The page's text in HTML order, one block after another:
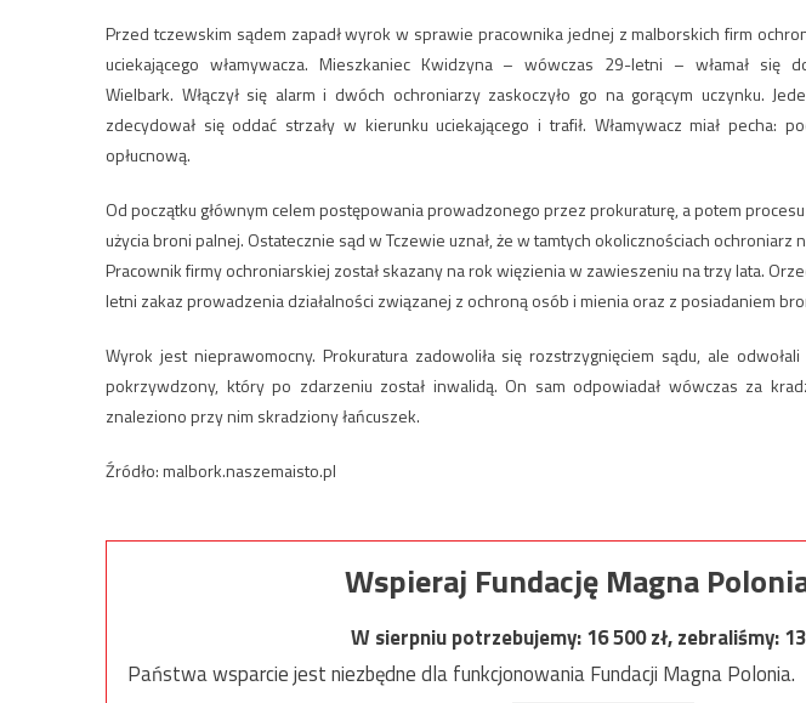
Przed tczewskim sądem zapadł wyrok w sprawie pracownika jednej z malborskich firm
uciekającego włamywacza. Mieszkaniec Kwidzyna – wówczas 29-letni – włamał się
Wielbark. Włączył się alarm i dwóch ochroniarzy zaskoczyło go na gorącym uczynku.
zdecydował się oddać strzały w kierunku uciekającego i trafił. Włamywacz miał pecha:
opłucnową.
Od początku głównym celem postępowania prowadzonego przez prokuraturę, a potem
użycia broni palnej. Ostatecznie sąd w Tczewie uznał, że w tamtych okolicznościach
Pracownik firmy ochroniarskiej został skazany na rok więzienia w zawieszeniu na trzy lata.
letni zakaz prowadzenia działalności związanej z ochroną osób i mienia oraz z posiadaniem
Wyrok jest nieprawomocny. Prokuratura zadowoliła się rozstrzygnięciem sądu, ale
pokrzywdzony, który po zdarzeniu został inwalidą. On sam odpowiadał wówczas za
znaleziono przy nim skradziony łańcuszek.
Źródło: malbork.naszemaisto.pl
Wspieraj Fundację Magna
W sierpniu potrzebujemy:16 500zł, zebraliśmy:
Państwa wsparcie jest niezbędne dla funkcjonowania Fundacji Magna Polonia.